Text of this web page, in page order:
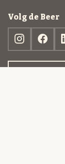
Volg de Beer